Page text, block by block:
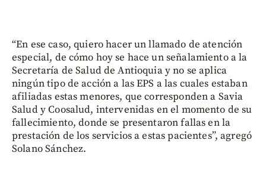
“En ese caso, quiero hacer un llamado de atención
especial, de cómo hoy se hace un señalamiento a la
Secretaría de Salud de Antioquia y no se aplica
ningún tipo de acción a las EPS a las cuales estaban
afiliadas estas menores, que corresponden a Savia
Salud y Coosalud, intervenidas en el momento de su
fallecimiento, donde se presentaron fallas en la
prestación de los servicios a estas pacientes”, agregó
Solano Sánchez.